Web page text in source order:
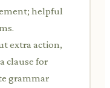
helpful
extra action,
clause for
grammar